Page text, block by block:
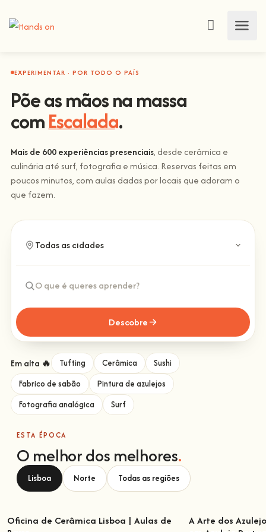
EXPERIMENTAR · POR TODO O PAÍS
Põe as mãos na massa
comEscalada.
Mais de 600 experiências presenciais, desde cerâmica e
culinária até surf, fotografia e música. Reservas feitas em
poucos minutos, com aulas dadas por locais que adoram o
que fazem.
Descobre
Em alta 🔥 Tufting Cerâmica
Sushi
Fabrico de sabão
Pintura de azulejos
Fotografia analógica
Surf
ESTA ÉPOCA
O melhor dos melhores.
Lisboa Norte Todas as regiões
Oficina de Cerâmica Lisboa | Aulas de
A Arte dos